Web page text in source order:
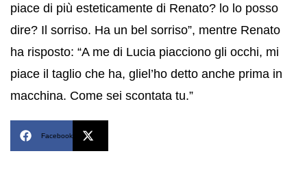
piace di più esteticamente di Renato? lo lo posso
dire? Il sorriso. Ha un bel sorriso”, mentre Renato
ha risposto: “A me di Lucia piacciono gli occhi, mi
piace il taglio che ha, gliel’ho detto anche prima in
macchina. Come sei scontata tu.”
Facebook